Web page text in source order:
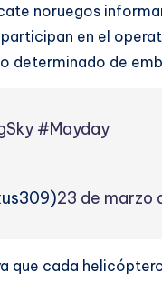
noruegos
en el
determinado de
#Mayday
23 de marzo
que cada